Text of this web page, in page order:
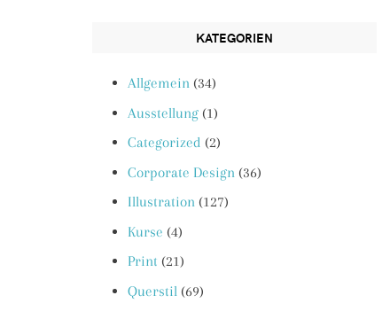
KATEGORIEN
Allgemein (34)
Ausstellung (1)
Categorized (2)
Corporate Design (36)
Illustration (127)
Kurse (4)
Print (21)
Querstil (69)